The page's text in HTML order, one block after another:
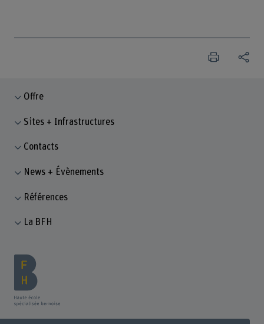
Offre
Sites + Infrastructures
Contacts
News + Évènements
Références
La BFH